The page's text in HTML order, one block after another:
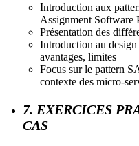
Introduction aux
Assignment Software
Présentation des
Introduction au
avantages, limites
Focus sur le pattern
contexte des micro-
7. EXERCICES
CAS